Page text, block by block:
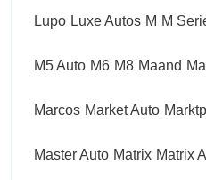
Lupo Luxe Autos M M
M5 Auto M6 M8 Maand
Marcos Market Auto
Master Auto Matrix Matrix